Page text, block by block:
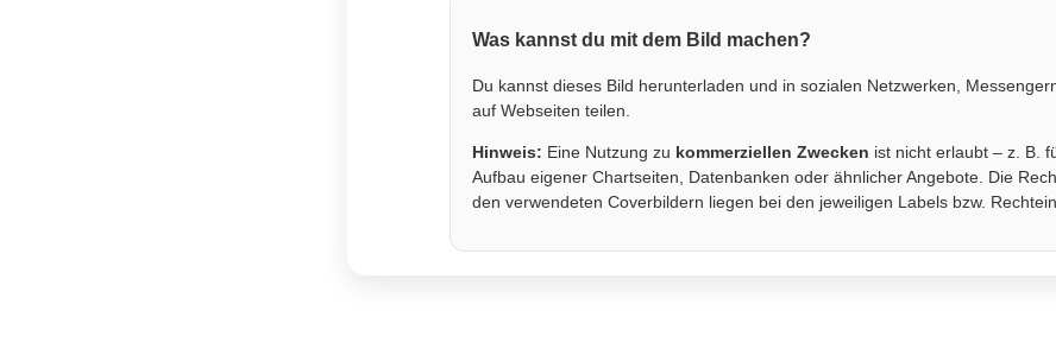
Was kannst du mit dem Bild machen?
Du kannst dieses Bild herunterladen und in sozialen Netzwerken,
auf Webseiten teilen.
Hinweis: Eine Nutzung zu kommerziellen Zwecken ist nicht erlaubt – z. B.
Aufbau eigener Chartseiten, Datenbanken oder ähnlicher Angebote. Die
den verwendeten Coverbildern liegen bei den jeweiligen Labels bzw.